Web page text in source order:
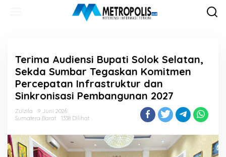
Terima Audiensi Bupati Solok Selatan,
Sekda Sumbar Tegaskan Komitmen
Percepatan Infrastruktur dan
Sinkronisasi Pembangunan 2027
Zulzila
9 Juni 2026
Sumatera Barat
1338 Dilihat